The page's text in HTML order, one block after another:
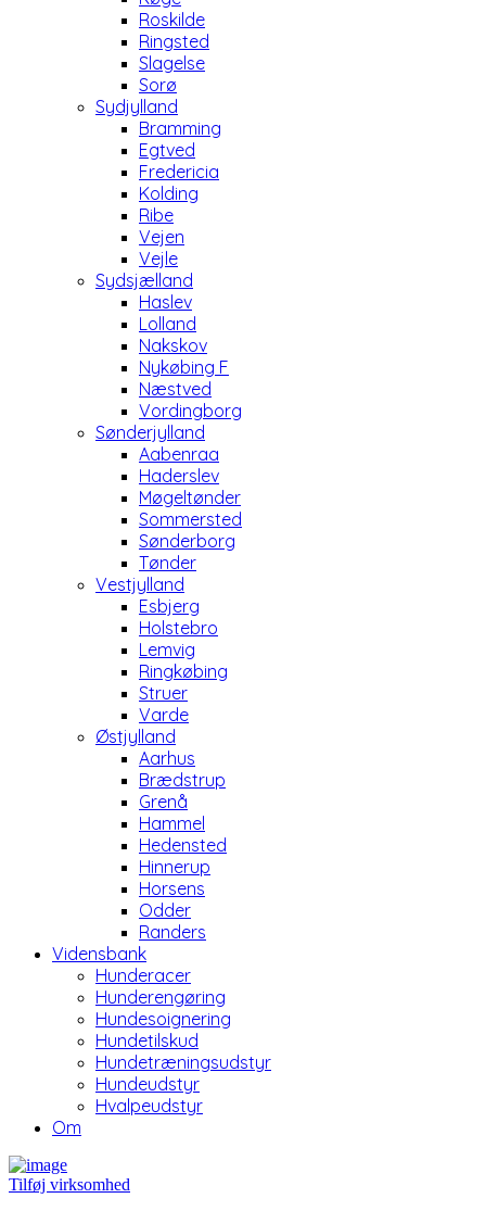
Roskilde
Ringsted
Slagelse
Sorø
Sydjylland
Bramming
Egtved
Fredericia
Kolding
Ribe
Vejen
Vejle
Sydsjælland
Haslev
Lolland
Nakskov
Nykøbing F
Næstved
Vordingborg
Sønderjylland
Aabenraa
Haderslev
Møgeltønder
Sommersted
Sønderborg
Tønder
Vestjylland
Esbjerg
Holstebro
Lemvig
Ringkøbing
Struer
Varde
Østjylland
Aarhus
Brædstrup
Grenå
Hammel
Hedensted
Hinnerup
Horsens
Odder
Randers
Vidensbank
Hunderacer
Hunderengøring
Hundesoignering
Hundetilskud
Hundetræningsudstyr
Hundeudstyr
Hvalpeudstyr
Om
Tilføj virksomhed